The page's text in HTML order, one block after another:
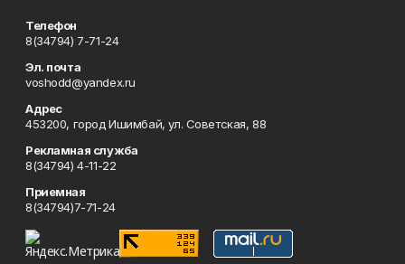
Телефон
8(34794) 7-71-24
Эл. почта
voshodd@yandex.ru
Адрес
453200, город Ишимбай, ул. Советская, 88
Рекламная служба
8(34794) 4-11-22
Приемная
8(34794)7-71-24